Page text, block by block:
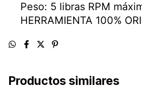
Peso: 5 libras RPM
HERRAMIENTA 100%
Productos similares